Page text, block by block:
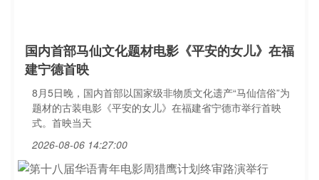
国内首部马仙文化题材电影《平安的女儿》在福
建宁德首映
8月5日晚，国内首部以国家级非物质文化遗产“马仙信俗”为
题材的古装电影《平安的女儿》在福建省宁德市举行首映
式。首映当天
2026-08-06 14:27:00